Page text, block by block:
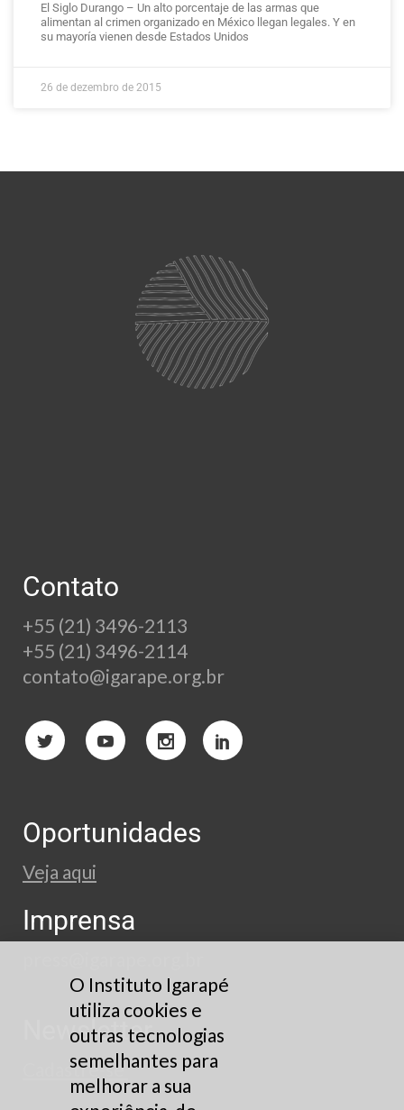
El Siglo Durango – Un alto porcentaje de las armas que
alimentan al crimen organizado en México llegan legales. Y en
su mayoría vienen desde Estados Unidos
26 de dezembro de 2015
Contato
+55 (21) 3496-2113
+55 (21) 3496-2114
contato@igarape.org.br
Oportunidades
Veja aqui
Imprensa
Newsletter
Cadastre-se
O Instituto Igarapé
utiliza cookies e
outras tecnologias
semelhantes para
melhorar a sua